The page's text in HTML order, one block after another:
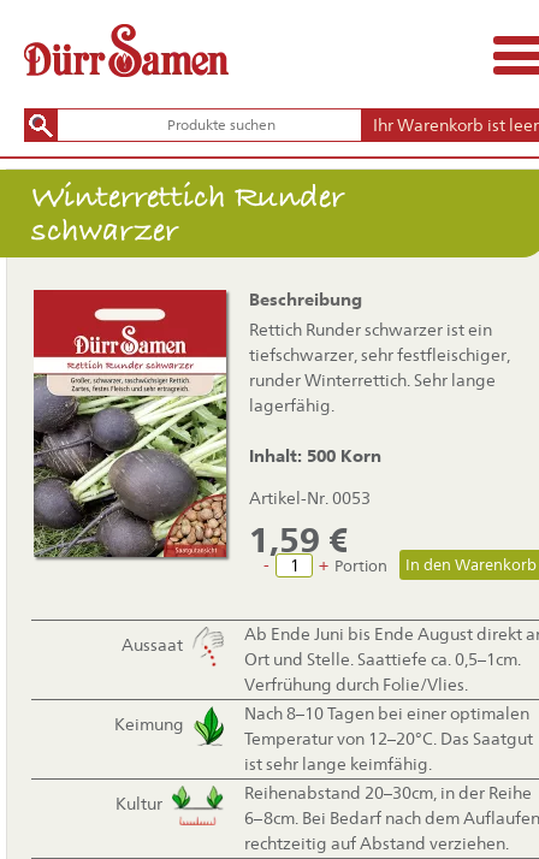
Ihr Warenkorb ist
Winterrettich Runder
schwarzer
Beschreibung
Rettich Runder schwarzer ist ein
tiefschwarzer, sehr festfleischiger,
runder Winterrettich. Sehr lange
lagerfähig.
Inhalt: 500 Korn
Artikel-Nr. 0053
1,59 €
- + Portion
Aussaat
Ab Ende Juni bis Ende August direkt
Ort und Stelle. Saattiefe ca. 0,5–1cm.
Verfrühung durch Folie/Vlies.
Keimung
Nach 8–10 Tagen bei einer optimalen
Temperatur von 12–20°C. Das Saatgut
ist sehr lange keimfähig.
Kultur
Reihenabstand 20–30cm, in der Reihe
6–8cm. Bei Bedarf nach dem Auflaufen
rechtzeitig auf Abstand verziehen.